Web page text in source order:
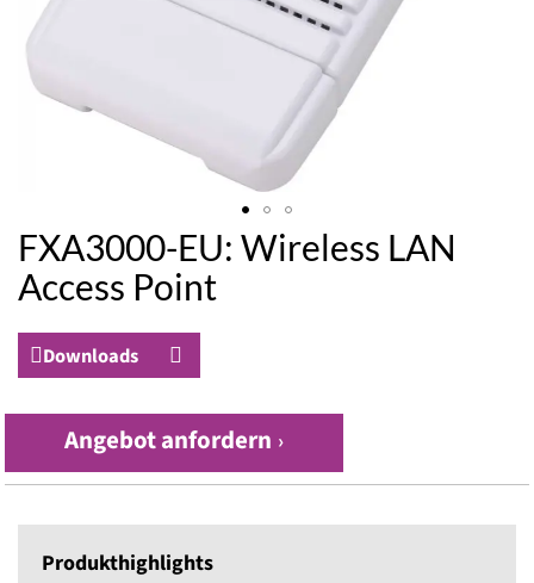
FXA3000-EU: Wireless LAN
Access Point
Downloads
Angebot anfordern
Produkthighlights
Zum
Anfang
der
springen